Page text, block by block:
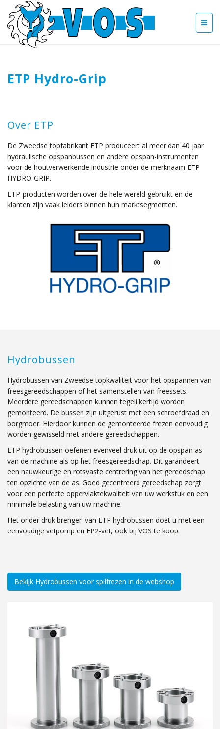
ETP Hydro-Grip
Over ETP
De Zweedse topfabrikant ETP produceert al meer dan 40 jaar
hydraulische opspanbussen en andere opspan-instrumenten
voor de houtverwerkende industrie onder de merknaam ETP
HYDRO-GRIP.
ETP-producten worden over de hele wereld gebruikt en de
klanten zijn vaak leiders binnen hun marktsegmenten.
Hydrobussen
Hydrobussen van Zweedse topkwaliteit voor het opspannen van
freesgereedschappen of het samenstellen van freessets.
Meerdere gereedschappen kunnen tegelijkertijd worden
gemonteerd. De bussen zijn uitgerust met een schroefdraad en
borgmoer. Hierdoor kunnen de gemonteerde frezen eenvoudig
worden gewisseld met andere gereedschappen.
ETP hydrobussen oefenen evenveel druk uit op de opspan-as
van de machine als op het freesgereedschap. Dit garandeert
een nauwkeurige en rotsvaste centrering van het gereedschap
ten opzichte van de as. Goed gecentreerd gereedschap zorgt
voor een perfecte oppervlakte­kwaliteit van uw werkstuk en een
minimale belasting van uw machine.
Het onder druk brengen van ETP hydrobussen doet u met een
eenvoudige vetpomp en EP2-vet, ook bij VOS te koop.
Bekijk Hydrobussen voor spilfrezen in de webshop